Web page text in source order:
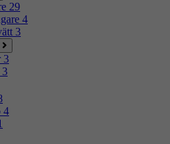
29
4
3
3
3
4